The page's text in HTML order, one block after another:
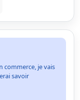
commerce, je vais
savoir